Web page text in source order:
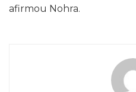
afirmou Nohra.